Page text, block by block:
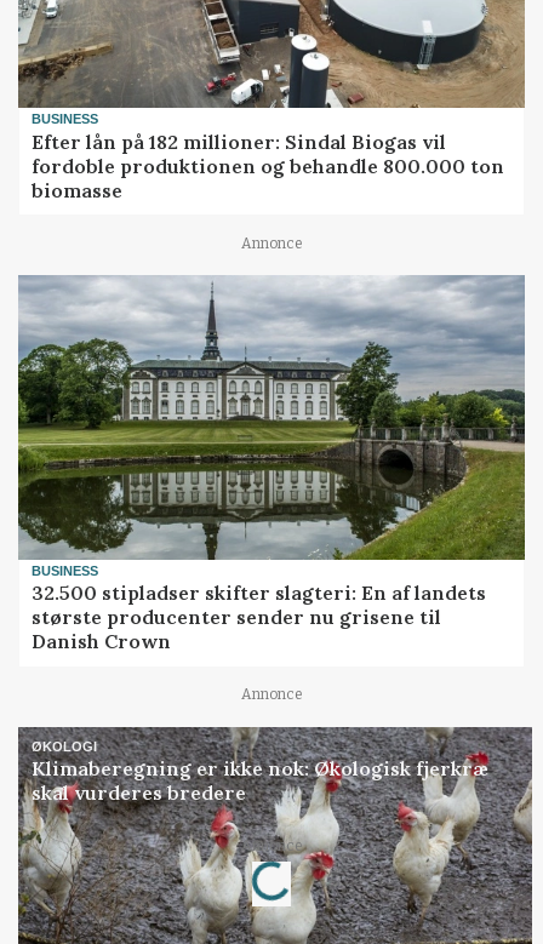
BUSINESS
Efter lån på 182 millioner: Sindal Biogas vil
fordoble produktionen og behandle 800.000 ton
biomasse
Annonce
BUSINESS
32.500 stipladser skifter slagteri: En af landets
største producenter sender nu grisene til
Danish Crown
Annonce
ØKOLOGI
Klimaberegning er ikke nok: Økologisk fjerkræ
skal vurderes bredere
Annonce
Loading...